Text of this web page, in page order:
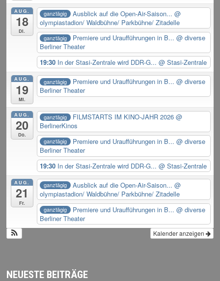
AUG.
18
Di.
ganztägig Ausblick auf die Open-Air-Saison... @
olympiastadion/ Waldbühne/ Parkbühne/ Zitadelle
ganztägig Premiere und Uraufführungen in B... @ diverse
Berliner Theater
19:30 In der Stasi-Zentrale wird DDR-G...@ Stasi-Zentrale
AUG.
19
Mi.
ganztägig Premiere und Uraufführungen in B... @ diverse
Berliner Theater
AUG.
20
Do.
ganztägig FILMSTARTS IM KINO-JAHR 2026 @
BerlinerKinos
ganztägig Premiere und Uraufführungen in B... @ diverse
Berliner Theater
19:30 In der Stasi-Zentrale wird DDR-G...@ Stasi-Zentrale
AUG.
21
Fr.
ganztägig Ausblick auf die Open-Air-Saison... @
olympiastadion/ Waldbühne/ Parkbühne/ Zitadelle
ganztägig Premiere und Uraufführungen in B... @ diverse
Berliner Theater
Kalender anzeigen
NEUESTE BEITRÄGE